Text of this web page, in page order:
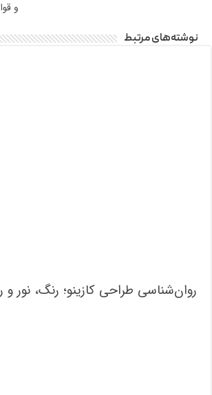
و
نوشته‌های مرتبط
روان‌شناسی طراحی کازینو؛ رنگ، نور و